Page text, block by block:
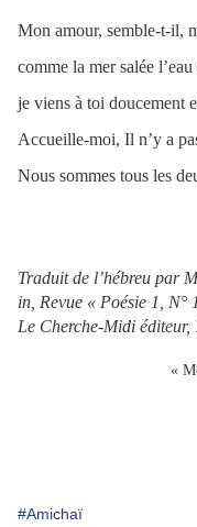
Mon amour, semble-t-il,
comme la mer salée
je viens à toi doucement
Accueille-moi, Il n’y a
Nous sommes tous les
Traduit de l’hébreu par
in, Revue « Poésie 1,
Le Cherche-Midi éditeur,
«
#Amichaï